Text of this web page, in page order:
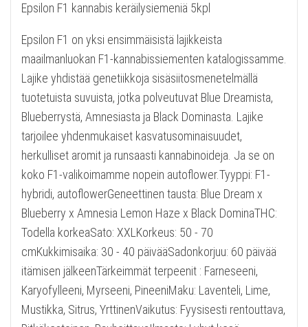
Epsilon F1 kannabis keräilysiemeniä 5kpl
Epsilon F1 on yksi ensimmäisistä lajikkeista
maailmanluokan F1-kannabissiementen katalogissamme.
Lajike yhdistää genetiikkoja sisäsiitosmenetelmällä
tuotetuista suvuista, jotka polveutuvat Blue Dreamista,
Blueberrystä, Amnesiasta ja Black Dominasta. Lajike
tarjoilee yhdenmukaiset kasvatusominaisuudet,
herkulliset aromit ja runsaasti kannabinoideja. Ja se on
koko F1-valikoimamme nopein autoflower.Tyyppi: F1-
hybridi, autoflowerGeneettinen tausta: Blue Dream x
Blueberry x Amnesia Lemon Haze x Black DominaTHC:
Todella korkeaSato: XXLKorkeus: 50 - 70
cmKukkimisaika: 30 - 40 päivääSadonkorjuu: 60 päivää
itämisen jälkeenTärkeimmät terpeenit : Farneseeni,
Karyofylleeni, Myrseeni, PineeniMaku: Laventeli, Lime,
Mustikka, Sitrus, YrttinenVaikutus: Fyysisesti rentouttava,